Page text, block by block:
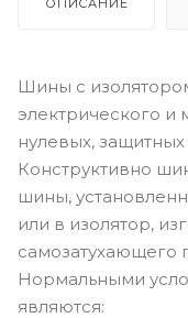
Шины с
электрического и
нулевых,
Конструктивно
шины,
или в изолятор,
самозатухающего
Нормальными
являютcя: